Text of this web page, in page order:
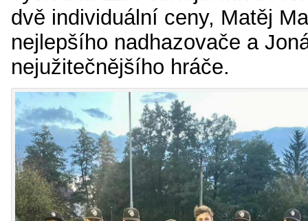
dvě individuální ceny, Matěj
nejlepšího nadhazovače a
nejužitečnějšího hráče.